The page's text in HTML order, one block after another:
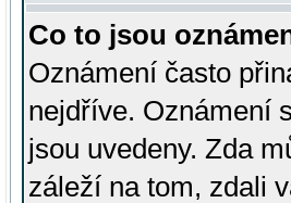
Co to jsou
Oznámení často
nejdříve. Oznámení
jsou uvedeny. Zda
záleží na tom, zdali